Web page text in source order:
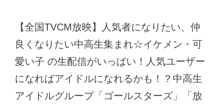
【全国TVCM放映】人気者になりたい、仲
良くなりたい中高生集まれ☆イケメン・可
愛い子 の生配信がいっぱい！人気ユーザー
になればアイドルになれるかも！？中高生
アイドルグループ「ゴールスターズ」「放